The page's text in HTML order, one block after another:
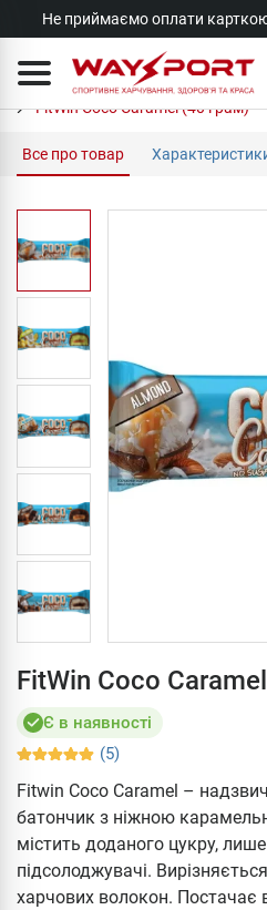
Не приймаємо оплати
FitWin Coco Caramel (40 грам)
Все про товар
FitWin Coco
Є в наявності
(5)
Fitwin Coco Caramel –
батончик з ніжною
містить доданого цукру,
підсолоджувачі.
харчових волокон. Постачає в